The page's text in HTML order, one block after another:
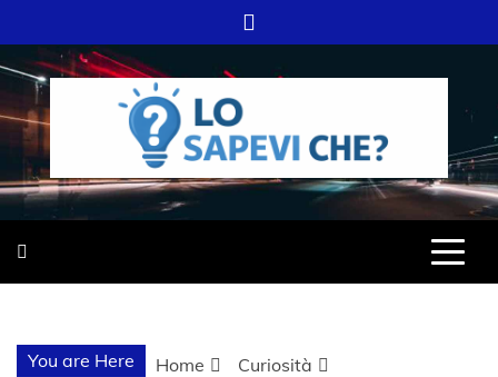
to
content
LO SAPEVI
CHE?
SITO WEB DEL GRUPPO LIFELIVE
You are Here Home
Curiosità